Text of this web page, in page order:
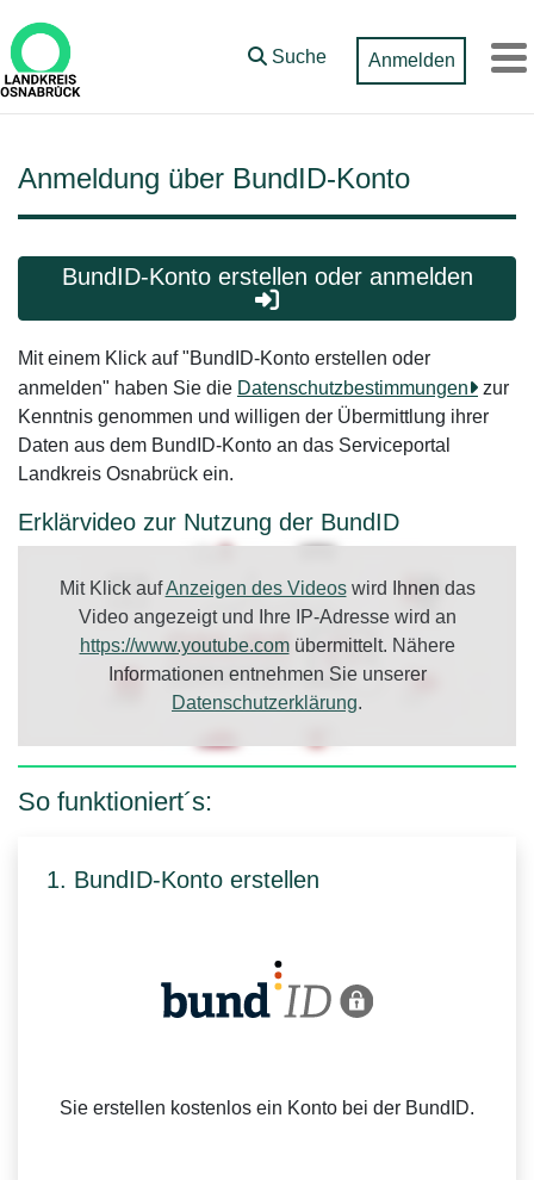
Zum Hauptinhalt springen
Suche Anmelden
Anmeldung über BundID-Konto
BundID-Konto erstellen oder anmelden
Mit einem Klick auf "BundID-Konto erstellen oder
anmelden" haben Sie die Datenschutzbestimmungen
zur
Kenntnis genommen und willigen der Übermittlung ihrer
Daten aus dem BundID-Konto an das Serviceportal
Landkreis Osnabrück ein.
Erklärvideo zur Nutzung der BundID
Mit Klick aufAnzeigen des Videoswird Ihnen das
Video angezeigt und Ihre IP-Adresse wird an
https://www.youtube.comübermittelt. Nähere
Informationen entnehmen Sie unserer
Datenschutzerklärung.
So funktioniert´s:
1. BundID-Konto erstellen
Sie erstellen kostenlos ein Konto bei der BundID.